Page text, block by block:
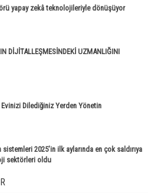
yapay zekâ teknolojileriyle dönüşüyor
DİJİTALLEŞMESİNDEKİ UZMANLIĞINI
Dilediğiniz Yerden Yönetin
2025’in ilk aylarında en çok saldırıya
sektörleri oldu